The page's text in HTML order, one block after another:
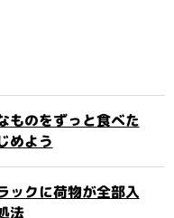
ものをずっと食べた
めよう
ックに荷物が全部入
法